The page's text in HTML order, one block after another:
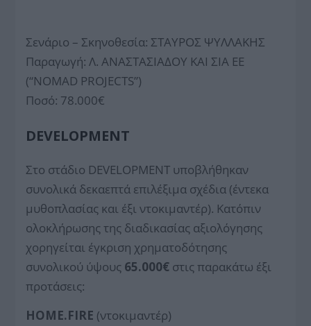
Σενάριο – Σκηνοθεσία: ΣΤΑΥΡΟΣ ΨΥΛΛΑΚΗΣ
Παραγωγή: Λ. ΑΝΑΣΤΑΣΙΑΔΟΥ ΚΑΙ ΣΙΑ ΕΕ
(“NOMAD PROJECTS”)
Ποσό: 78.000€
DEVELOPMENT
Στο στάδιο DEVELOPMENT υποβλήθηκαν
συνολικά δεκαεπτά επιλέξιμα σχέδια (έντεκα
μυθοπλασίας και έξι ντοκιμαντέρ). Κατόπιν
ολοκλήρωσης της διαδικασίας αξιολόγησης
χορηγείται έγκριση χρηματοδότησης
συνολικού ύψους 65.000€ στις παρακάτω έξι
προτάσεις:
HOME.FIRE (ντοκιμαντέρ)